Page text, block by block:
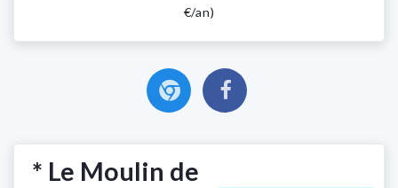
€/an)
* Le Moulin de